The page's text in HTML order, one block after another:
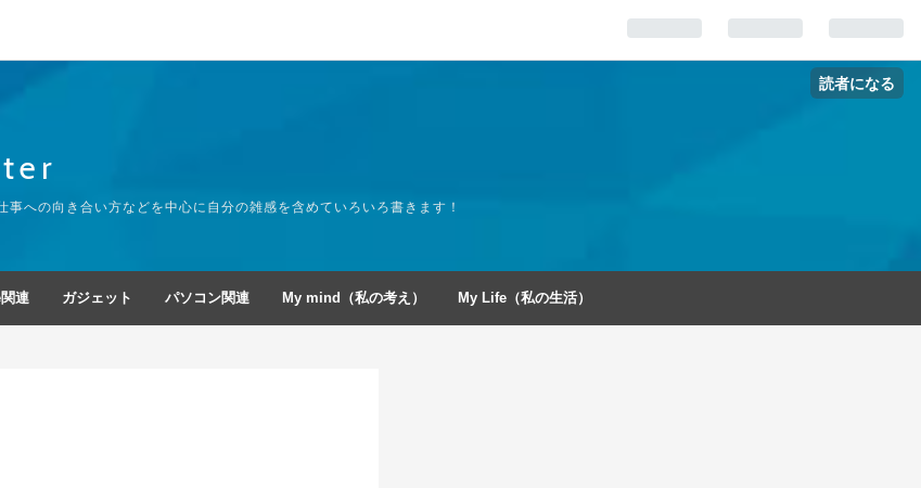
読者になる
への向き合い方などを中心に自分の雑感を含めていろいろ書きます！
連 ガジェット パソコン関連 My mind（私の考え） My Life（私の生活）